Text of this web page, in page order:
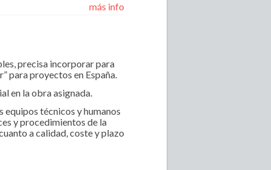
más info
precisa incorporar para
para proyectos en España.
en la obra asignada.
técnicos y humanos
y procedimientos de la
a calidad, coste y plazo